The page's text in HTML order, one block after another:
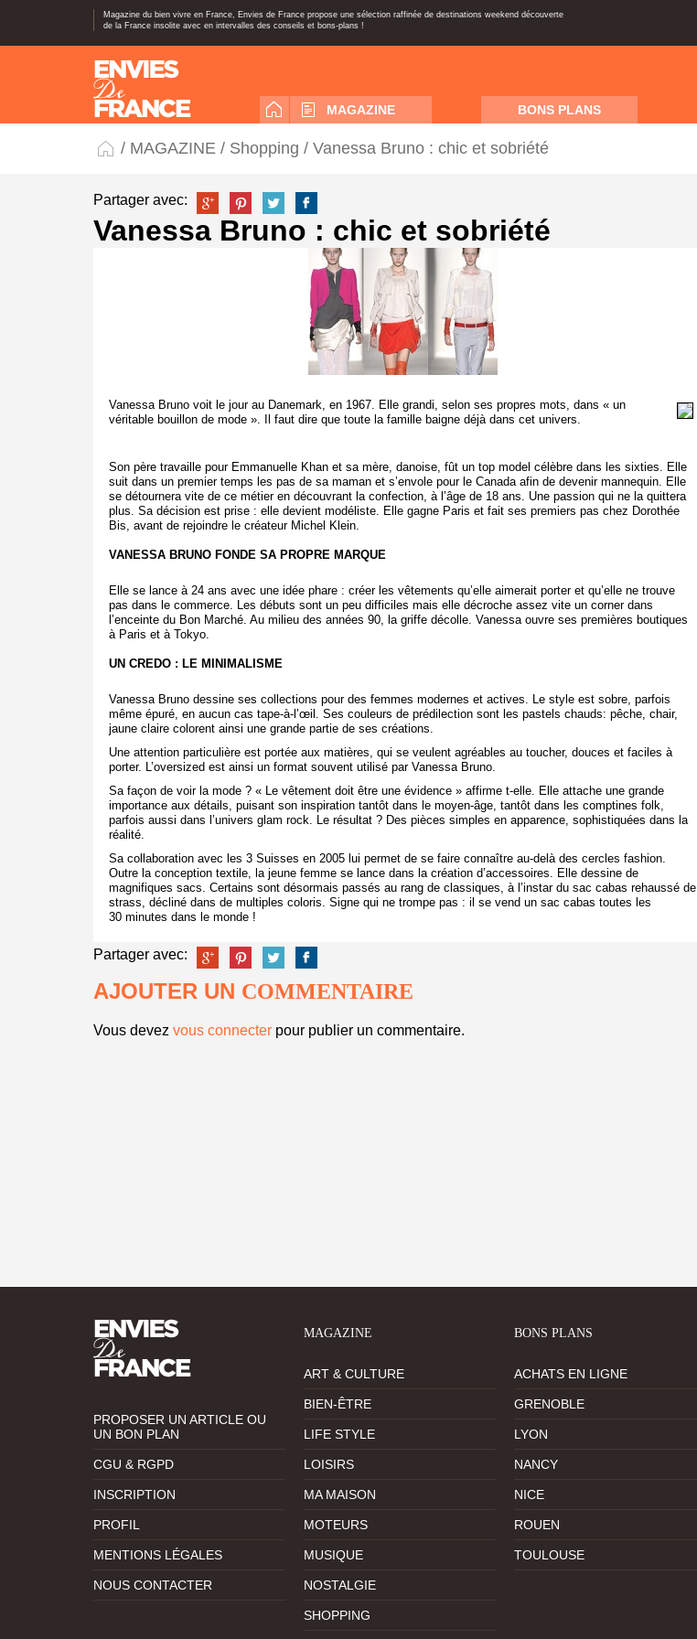
Magazine du bien vivre en France, Envies de France propose une sélection raffinée de destinations weekend découverte
de la France insolite avec en intervalles des conseils et bons-plans !
MAGAZINE BONS PLANS
/ MAGAZINE / Shopping / Vanessa Bruno : chic et sobriété
Partager avec:
Vanessa Bruno : chic et sobriété
Vanessa Bruno voit le jour au Danemark, en 1967. Elle grandi, selon ses propres mots, dans « un
véritable bouillon de mode ». Il faut dire que toute la famille baigne déjà dans cet univers.
Son père travaille pour Emmanuelle Khan et sa mère, danoise, fût un top model célèbre dans les sixties. Elle
suit dans un premier temps les pas de sa maman et s’envole pour le Canada afin de devenir mannequin. Elle
se détournera vite de ce métier en découvrant la confection, à l’âge de 18 ans. Une passion qui ne la quittera
plus. Sa décision est prise : elle devient modéliste. Elle gagne Paris et fait ses premiers pas chez Dorothée
Bis, avant de rejoindre le créateur Michel Klein.
VANESSA BRUNO FONDE SA PROPRE MARQUE
Elle se lance à 24 ans avec une idée phare : créer les vêtements qu’elle aimerait porter et qu’elle ne trouve
pas dans le commerce. Les débuts sont un peu difficiles mais elle décroche assez vite un corner dans
l’enceinte du Bon Marché. Au milieu des années 90, la griffe décolle. Vanessa ouvre ses premières boutiques
à Paris et à Tokyo.
UN CREDO : LE MINIMALISME
Vanessa Bruno dessine ses collections pour des femmes modernes et actives. Le style est sobre, parfois
même épuré, en aucun cas tape-à-l’œil. Ses couleurs de prédilection sont les pastels chauds: pêche, chair,
jaune claire colorent ainsi une grande partie de ses créations.
Une attention particulière est portée aux matières, qui se veulent agréables au toucher, douces et faciles à
porter. L’oversized est ainsi un format souvent utilisé par Vanessa Bruno.
Sa façon de voir la mode ? « Le vêtement doit être une évidence » affirme t-elle. Elle attache une grande
importance aux détails, puisant son inspiration tantôt dans le moyen-âge, tantôt dans les comptines folk,
parfois aussi dans l’univers glam rock. Le résultat ? Des pièces simples en apparence, sophistiquées dans la
réalité.
Sa collaboration avec les 3 Suisses en 2005 lui permet de se faire connaître au-delà des cercles fashion.
Outre la conception textile, la jeune femme se lance dans la création d’accessoires. Elle dessine de
magnifiques sacs. Certains sont désormais passés au rang de classiques, à l’instar du sac cabas rehaussé de
strass, décliné dans de multiples coloris. Signe qui ne trompe pas : il se vend un sac cabas toutes les
30 minutes dans le monde !
Partager avec:
AJOUTER UN COMMENTAIRE
Vous devez vous connecter pour publier un commentaire.
PROPOSER UN ARTICLE OU
UN BON PLAN
CGU & RGPD
INSCRIPTION
PROFIL
MENTIONS LÉGALES
NOUS CONTACTER
MAGAZINE
ART & CULTURE
BIEN-ÊTRE
LIFE STYLE
LOISIRS
MA MAISON
MOTEURS
MUSIQUE
NOSTALGIE
SHOPPING
BONS PLANS
ACHATS EN LIGNE
GRENOBLE
LYON
NANCY
NICE
ROUEN
TOULOUSE